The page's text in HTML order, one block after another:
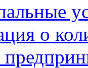
о